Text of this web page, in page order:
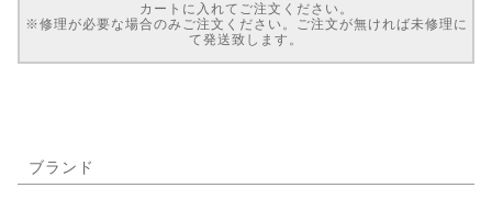
カートに入れてご注文ください。
※修理が必要な場合のみご注文ください。ご注文が無ければ未修理に
て発送致します。
ブランド